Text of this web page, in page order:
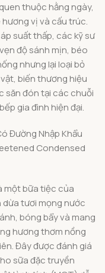
thuộc hằng ngày,
vị và cấu trúc.
suất thấp, các kỹ sư
độ sánh mịn, béo
nhưng lại loại bỏ
biến thương hiệu
săn đón tại các chuỗi
gia đình hiện đại.
một bữa tiệc của
dừa tươi mọng nước
bóng bẩy và mang
hương thơm nồng
Đây được đánh giá
sữa đặc truyền